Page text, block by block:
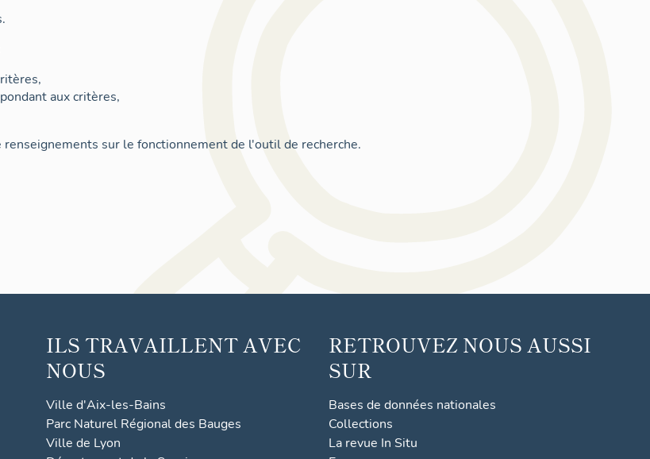
aux critères,
renseignements sur le fonctionnement de l'outil de recherche.
ILS TRAVAILLENT AVEC
NOUS
Ville d'Aix-les-Bains
Parc Naturel Régional des Bauges
Ville de Lyon
RETROUVEZ NOUS AUSSI
SUR
Bases de données nationales
Collections
La revue In Situ